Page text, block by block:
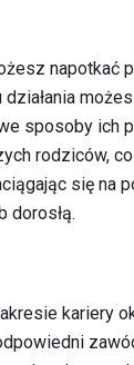
napotkać
sposoby ich
rodziców,
się na
dorosłą.
kariery